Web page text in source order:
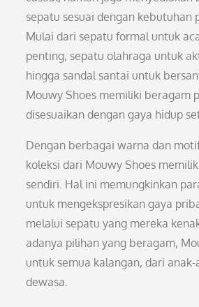
sepatu sesuai dengan kebutuhan
Mulai dari sepatu formal untuk
penting, sepatu olahraga untuk
hingga sandal santai untuk
Mouwy Shoes memiliki beragam
disesuaikan dengan gaya hidup
Dengan berbagai warna dan
koleksi dari Mouwy Shoes
sendiri. Hal ini memungkinkan
untuk mengekspresikan gaya
melalui sepatu yang mereka
adanya pilihan yang beragam,
untuk semua kalangan, dari anak-
dewasa.